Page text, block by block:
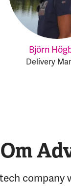
Björn
Delivery
Om